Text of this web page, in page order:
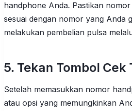
handphone Anda. Pastikan
sesuai dengan nomor yang Anda
melakukan pembelian pulsa
5. Tekan Tombol Cek
Setelah memasukkan nomor
atau opsi yang memungkinkan